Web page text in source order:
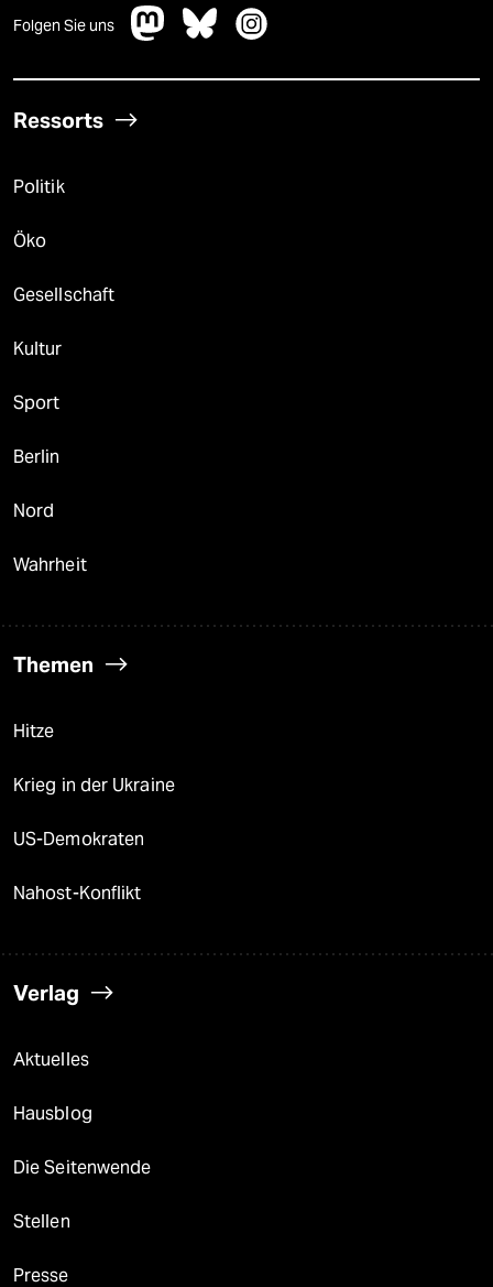
Folgen Sie uns
Ressorts
Politik
Öko
Gesellschaft
Kultur
Sport
Berlin
Nord
Wahrheit
Themen
Hitze
Krieg in der Ukraine
US-Demokraten
Nahost-Konflikt
Verlag
Aktuelles
Hausblog
Die Seitenwende
Stellen
Presse